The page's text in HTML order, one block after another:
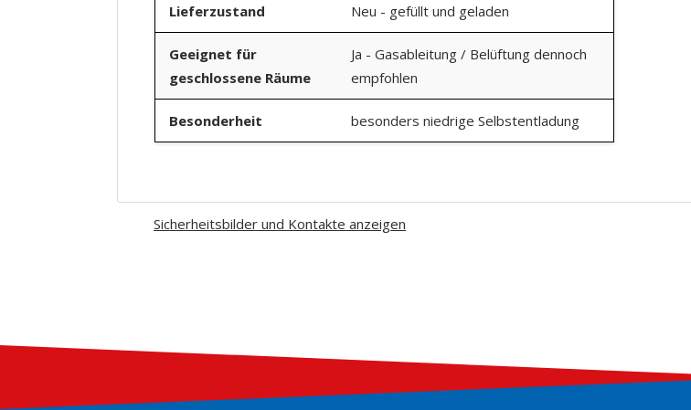
Lieferzustand Neu - gefüllt und geladen
Geeignet für
geschlossene Räume
Ja - Gasableitung / Belüftung dennoch
empfohlen
Besonderheit besonders niedrige Selbstentladung
Sicherheitsbilder und Kontakte anzeigen